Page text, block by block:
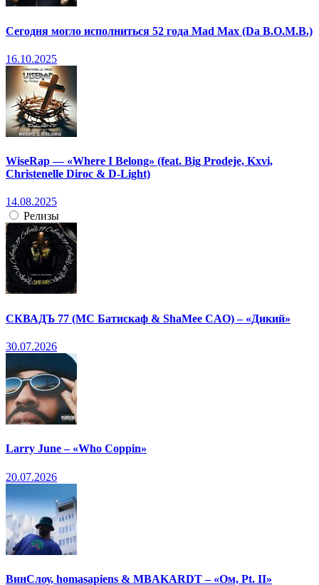
Сегодня могло исполниться 52 года Mad Max (Da B.O.M.B.)
16.10.2025
WiseRap — «Where I Belong» (feat. Big Prodeje, Kxvi,
Christenelle Diroc & D-Light)
14.08.2025
Релизы
СКВАДЪ 77 (МС Батискаф & ShaMee CAO) – «Дикий»
30.07.2026
Larry June – «Who Coppin»
20.07.2026
ВинСлоу, homasapiens & MBAKARDT – «Ом, Pt. II»